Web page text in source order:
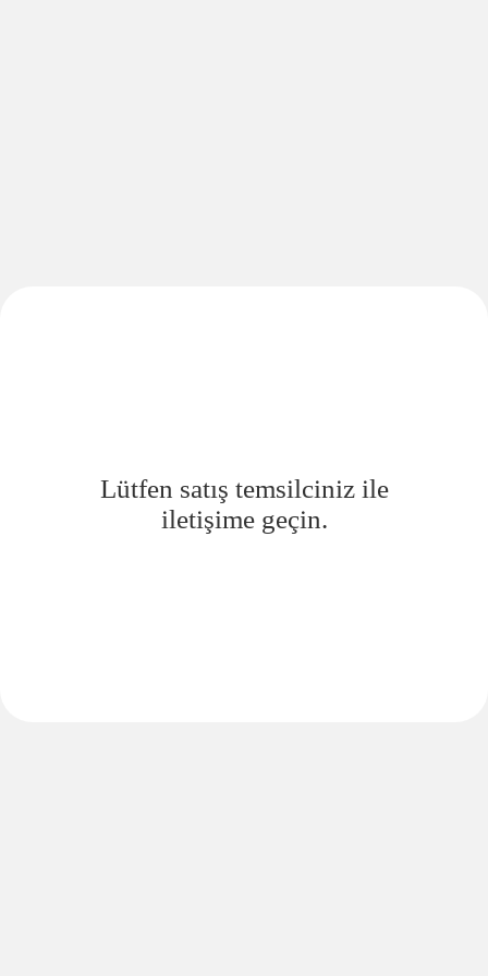
Lütfen satış temsilciniz ile
iletişime geçin.